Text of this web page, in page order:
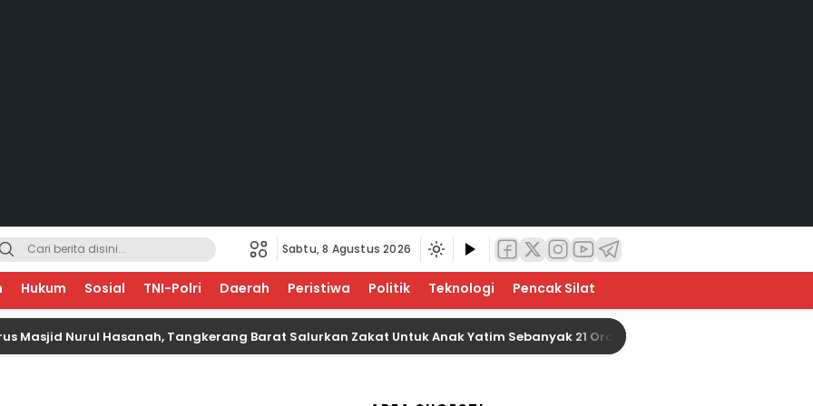
Sabtu, 8 Agustus 2026
Hukum Sosial TNI-Polri Daerah Peristiwa Politik Teknologi Pencak Silat
Nurul Hasanah, Tangkerang Barat Salurkan Zakat Untuk Anak Yatim Sebanyak 21 Orang